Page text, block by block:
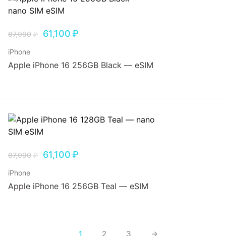
87,990₽ 61,100₽
iPhone
Apple iPhone 16 256GB Black — eSIM
87,990₽ 61,100₽
iPhone
Apple iPhone 16 256GB Teal — eSIM
1 2 3 →